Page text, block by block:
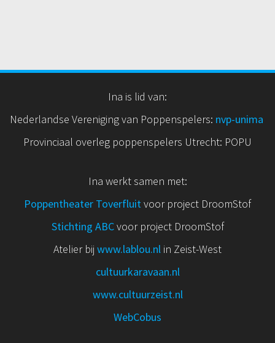
Ina is lid van:
Nederlandse Vereniging van Poppenspelers: nvp-unima
Provinciaal overleg poppenspelers Utrecht: POPU
Ina werkt samen met:
Poppentheater Toverfluitvoor project DroomStof
Stichting ABCvoor project DroomStof
Atelier bij www.lablou.nl in Zeist-West
cultuurkaravaan.nl
www.cultuurzeist.nl
WebCobus